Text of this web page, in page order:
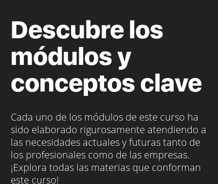
Descubre los
módulos y
conceptos clave
Cada uno de los módulos de este curso ha
sido elaborado rigurosamente atendiendo a
las necesidades actuales y futuras tanto de
los profesionales como de las empresas.
¡Explora todas las materias que conforman
este curso!